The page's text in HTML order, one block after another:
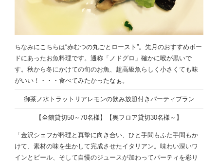
ちなみにこちらは“赤むつの丸ごとロースト”。先月のおすすめボー
ドにあったお魚料理です。通称「ノドグロ」確かに喉が黒いで
す。秋から冬にかけての旬のお魚、超高級魚らしく小さくても味
がいい！・・・食べてみたかったなぁ。
御茶ノ水トラットリアレモンの飲み放題付きパーティプラン
【全館貸切50～70名様】【奥フロア貸切30名様～】
「金沢シェフが料理と真摯に向き合い、ひと手間もふた手間もか
けて、素材の味を生かして完成させたイタリアン。味わい深いワ
インとビール、そして自慢のジュースが加わってパーティを彩り